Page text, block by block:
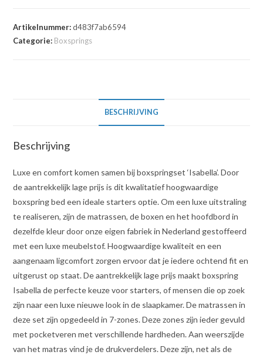
Artikelnummer:d483f7ab6594
Categorie: Boxsprings
BESCHRIJVING
Beschrijving
Luxe en comfort komen samen bij boxspringset ‘Isabella’. Door
de aantrekkelijk lage prijs is dit kwalitatief hoogwaardige
boxspring bed een ideale starters optie. Om een luxe uitstraling
te realiseren, zijn de matrassen, de boxen en het hoofdbord in
dezelfde kleur door onze eigen fabriek in Nederland gestoffeerd
met een luxe meubelstof. Hoogwaardige kwaliteit en een
aangenaam ligcomfort zorgen ervoor dat je iedere ochtend fit en
uitgerust op staat. De aantrekkelijk lage prijs maakt boxspring
Isabella de perfecte keuze voor starters, of mensen die op zoek
zijn naar een luxe nieuwe look in de slaapkamer. De matrassen in
deze set zijn opgedeeld in 7-zones. Deze zones zijn ieder gevuld
met pocketveren met verschillende hardheden. Aan weerszijde
van het matras vind je de drukverdelers. Deze zijn, net als de